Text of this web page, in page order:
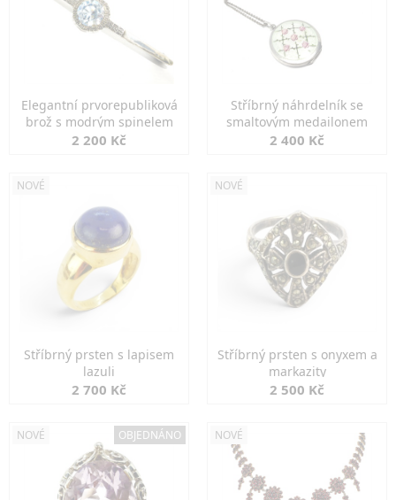
Elegantní prvorepubliková
brož s modrým spinelem
2 200 Kč
Stříbrný náhrdelník se
smaltovým medailonem
2 400 Kč
NOVÉ
Stříbrný prsten s lapisem
lazuli
2 700 Kč
NOVÉ
Stříbrný prsten s onyxem a
markazity
2 500 Kč
NOVÉ OBJEDNÁNO NOVÉ